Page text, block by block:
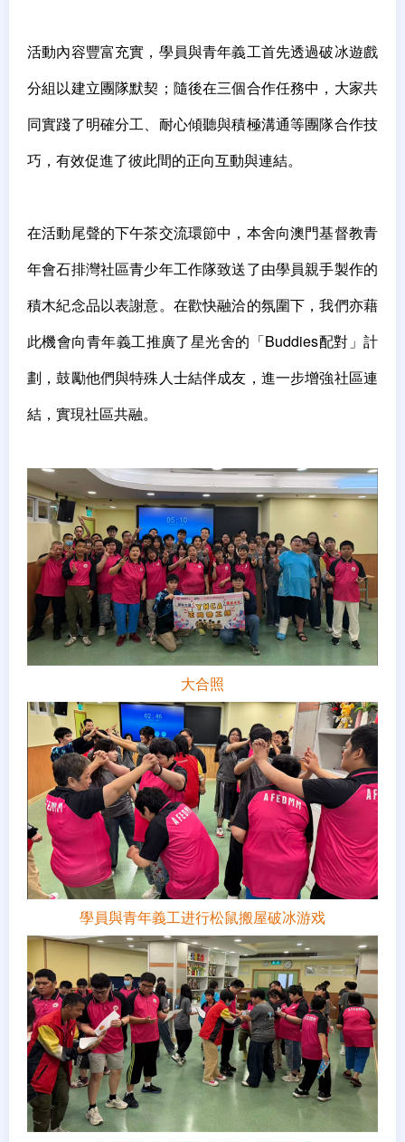
活動內容豐富充實，學員與青年義工首先透過破冰遊戲
分組以建立團隊默契；隨後在三個合作任務中，大家共
同實踐了明確分工、耐心傾聽與積極溝通等團隊合作技
巧，有效促進了彼此間的正向互動與連結。
在活動尾聲的下午茶交流環節中，本舍向澳門基督教青
年會石排灣社區青少年工作隊致送了由學員親手製作的
積木紀念品以表謝意。在歡快融洽的氛圍下，我們亦藉
此機會向青年義工推廣了星光舍的「Buddies配對」計
劃，鼓勵他們與特殊人士結伴成友，進一步增強社區連
結，實現社區共融。
大合照
學員與青年義工进行松鼠搬屋破冰游戏